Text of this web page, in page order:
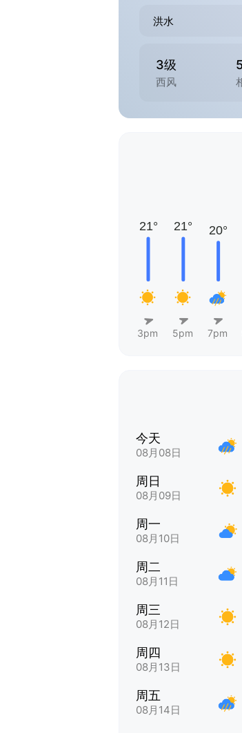
洪水
3级
西风
3pm 5pm 7pm
今天
08月08日
周日
08月09日
周一
08月10日
周二
08月11日
周三
08月12日
周四
08月13日
周五
08月14日